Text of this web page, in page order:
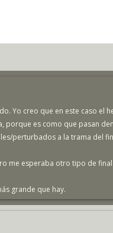
Yo creo que en este caso el
porque es como que pasan
perturbados a la trama del
me esperaba otro tipo de
grande que hay.